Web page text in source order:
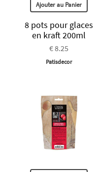
Ajouter au Panier
8 pots pour glaces
en kraft 200ml
€ 8.25
Patisdecor